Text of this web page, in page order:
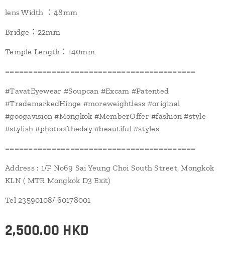
lens Width ：48mm
Bridge：22mm
Temple Length：140mm
=========================================
#TavatEyewear #Soupcan #Excam #Patented
#TrademarkedHinge #moreweightless #original
#googavision #Mongkok #MemberOffer #fashion #style
#stylish #photooftheday #beautiful #styles
=========================================
Address : 1/F No69 Sai Yeung Choi South Street, Mongkok
KLN ( MTR Mongkok D3 Exit)
Tel 23590108/ 60178001
2,500.00 HKD